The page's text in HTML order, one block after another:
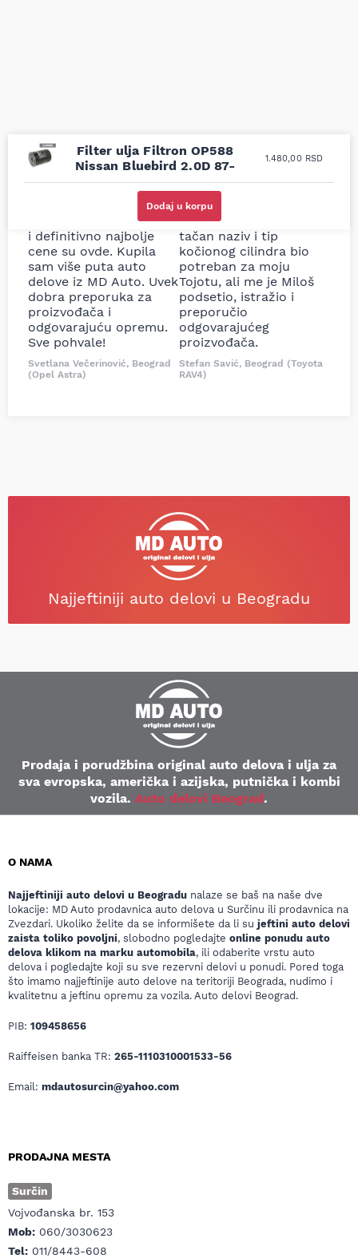
Filter ulja Filtron OP588
Nissan Bluebird 2.0D 87-
1.480,00 RSD
Dodaj u korpu
Uporedila sam sve
prodavnice auto delova
i definitivno najbolje
cene su ovde. Kupila
sam više puta auto
delove iz MD Auto. Uvek
dobra preporuka za
proizvođača i
odgovarajuću opremu.
Sve pohvale!
Svetlana Večerinović, Beograd
(Opel Astra)
Odlična usluga i
ljubazni prodavci.
Nisam bio siguran koji je
tačan naziv i tip
kočionog cilindra bio
potreban za moju
Tojotu, ali me je Miloš
podsetio, istražio i
preporučio
odgovarajućeg
proizvođača.
Stefan Savić, Beograd (Toyota
RAV4)
Najjeftiniji auto delovi u Beogradu
Prodaja i porudžbina original auto delova i ulja za
sva evropska, američka i azijska, putnička i kombi
vozila. Auto delovi Beograd.
O NAMA
Najjeftiniji auto delovi u Beogradu nalaze se baš na naše dve
lokacije: MD Auto prodavnica auto delova u Surčinu ili prodavnica na
Zvezdari. Ukoliko želite da se informišete da li su jeftini auto delovi
zaista toliko povoljni, slobodno pogledajte online ponudu auto
delova klikom na marku automobila, ili odaberite vrstu auto
delova i pogledajte koji su sve rezervni delovi u ponudi. Pored toga
što imamo najjeftinije auto delove na teritoriji Beograda, nudimo i
kvalitetnu a jeftinu opremu za vozila. Auto delovi Beograd.
PIB: 109458656
Raiffeisen banka TR: 265-1110310001533-56
Email: mdautosurcin@yahoo.com
PRODAJNA MESTA
Surčin
Vojvođanska br. 153
Mob: 060/3030623
Tel: 011/8443-608